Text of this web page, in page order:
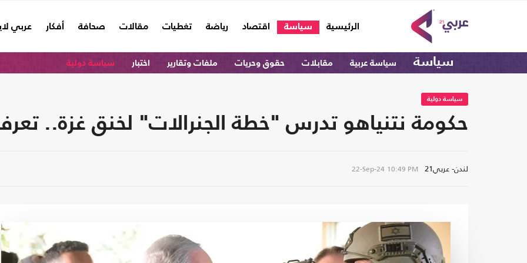
الرئيسية
(current) سياسة اقتصاد رياضة تغطيات مقالات صحافة أفكار عربي
سياسة سياسة عربية مقابلات حقوق وحريات ملفات وتقارير اختبار سياسة دولية
سياسة دولية
حكومة نتنياهو تدرس "خطة الجنرالات" لخنق غزة..
لندن- عربي21 22-Sep-24 10:49 PM